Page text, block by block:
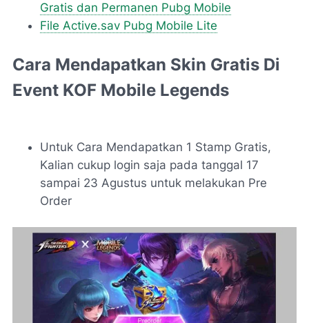
Gratis dan Permanen Pubg Mobile
File Active.sav Pubg Mobile Lite
Cara Mendapatkan Skin Gratis Di
Event KOF Mobile Legends
Untuk Cara Mendapatkan 1 Stamp Gratis,
Kalian cukup login saja pada tanggal 17
sampai 23 Agustus untuk melakukan Pre
Order